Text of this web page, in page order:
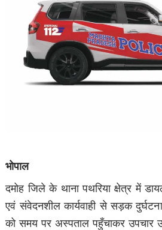
भोपाल
दमोह जिले के थाना पथरिया क्षेत्र में
एवं संवेदनशील कार्यवाही से सड़क
को समय पर अस्पताल पहुँचाकर उपचार